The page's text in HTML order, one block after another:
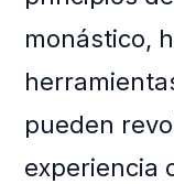
monástico,
pueden
experiencia